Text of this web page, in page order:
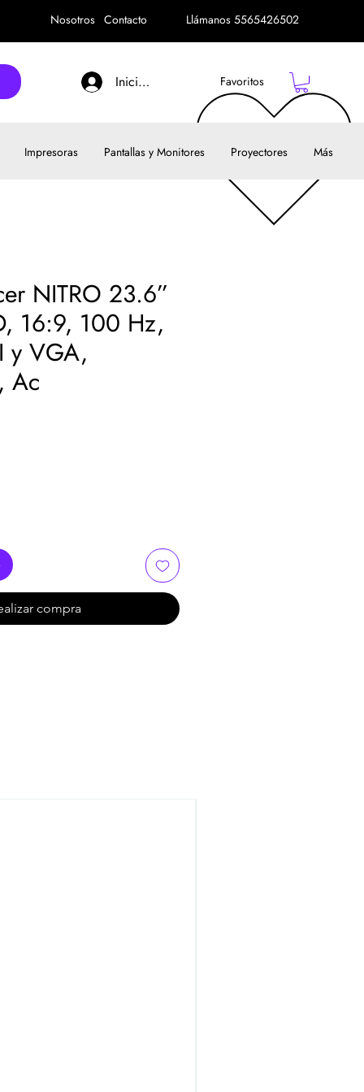
Nosotros Contacto Llámanos 5565426502
Iniciar sesión Favoritos
Impresoras Pantallas y Monitores Proyectores Más
NITRO 23.6”
16:9, 100 Hz,
y VGA,
Ac
compra